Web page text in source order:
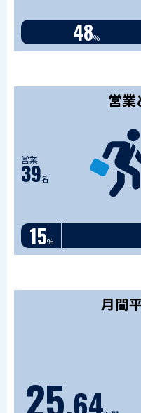
48%
営業
営業
39名
15%
月間
25.64